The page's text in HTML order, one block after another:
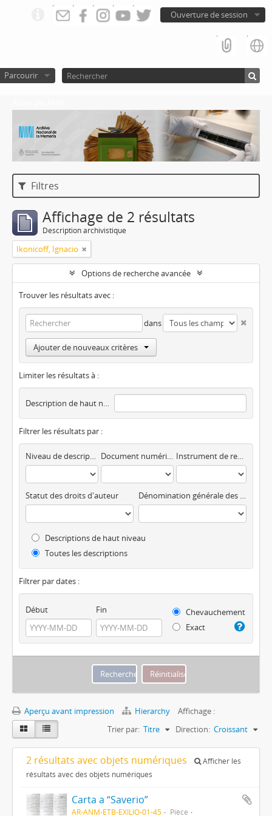
Ouverture de session
Parcourir
Filtres
Affichage de 2 résultats
Description archivistique
Ikonicoff, Ignacio
Options de recherche avancée
Trouver les résultats avec :
dans
Ajouter de nouveaux critères
Limiter les résultats à :
Description de haut niveau
Filtrer les résultats par :
Niveau de description Document numérique disponible Instrument de recherche
Statut des droits d'auteur Dénomination générale des documents
Descriptions de haut niveau
Toutes les descriptions
Filtrer par dates :
Début Fin
Chevauchement
Exact
Aperçu avant impression Hierarchy
Affichage :
Trier par: Titre Direction: Croissant
2 résultats avec objets numériques
Afficher les
résultats avec des objets numériques
Carta a “Saverio”
AR-ANM-ETB-EXILIO-01-45 Pièce